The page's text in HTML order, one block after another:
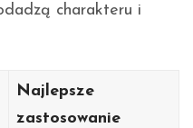
charakteru i
Najlepsze
zastosowanie